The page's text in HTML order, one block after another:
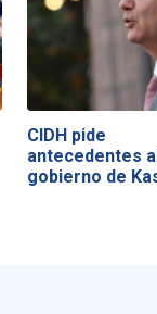
CIDH pide
antecedentes
gobierno de